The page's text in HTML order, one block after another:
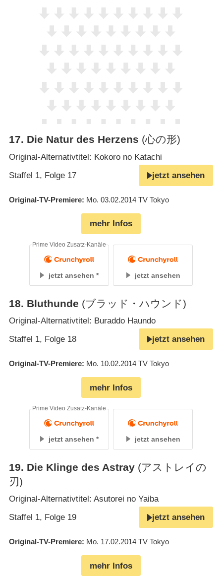
17. Die Natur des Herzens (心の形)
Original-Alternativtitel: Kokoro no Katachi
Staffel 1, Folge 17
jetzt ansehen
Original-TV-Premiere Mo. 03.02.2014 TV Tokyo
mehr Infos
jetzt ansehen
Prime Video Zusatz-Kanäle
jetzt ansehen
18. Bluthunde (ブラッド・ハウンド)
Original-Alternativtitel: Buraddo Haundo
Staffel 1, Folge 18
jetzt ansehen
Original-TV-Premiere Mo. 10.02.2014 TV Tokyo
mehr Infos
jetzt ansehen
Prime Video Zusatz-Kanäle
jetzt ansehen
19. Die Klinge des Astray (アストレイの
刃)
Original-Alternativtitel: Asutorei no Yaiba
Staffel 1, Folge 19
jetzt ansehen
Original-TV-Premiere Mo. 17.02.2014 TV Tokyo
mehr Infos